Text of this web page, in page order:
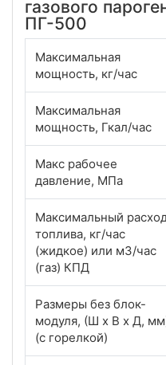
газового
ПГ-500
Максимальная
мощность, кг/час
Максимальная
мощность, Гкал/час
Макс рабочее
давление, МПа
Максимальный
топлива, кг/час
(жидкое) или м3/час
(газ) КПД
Размеры без блок-
модуля, (Ш х В х Д,
(с горелкой)